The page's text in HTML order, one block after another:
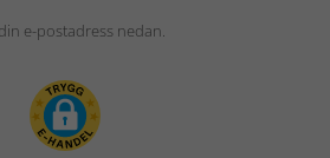
e-postadress nedan.